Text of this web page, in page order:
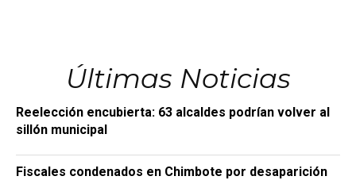
Últimas Noticias
Reelección encubierta: 63 alcaldes podrían volver al
sillón municipal
Fiscales condenados en Chimbote por desaparición